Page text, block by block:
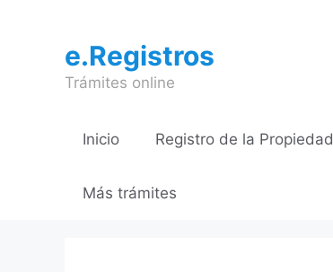
contenidoe.Registros
Trámites online
Inicio Registro de la Propiedad
Más trámites